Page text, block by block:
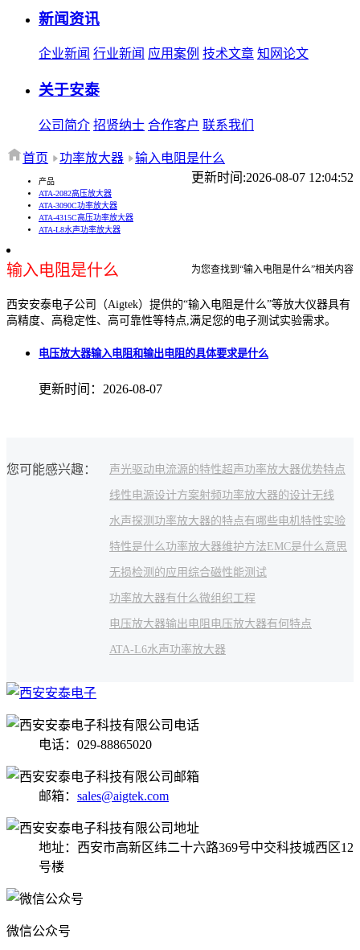
新闻资讯
企业新闻 行业新闻 应用案例 技术文章 知网论文
关于安泰
公司简介 招贤纳士 合作客户 联系我们
首页 功率放大器
输入电阻是什么
更新时间:2026-08-07 12:04:52
产品
ATA-2082高压放大器
ATA-3090C功率放大器
ATA-4315C高压功率放大器
ATA-L8水声功率放大器
输入电阻是什么 为您查找到“输入电阻是什么”相关内容
西安安泰电子公司（Aigtek）提供的“输入电阻是什么”等放大仪器具有
高精度、高稳定性、高可靠性等特点,满足您的电子测试实验需求。
电压放大器输入电阻和输出电阻的具体要求是什么
更新时间：2026-08-07
您可能感兴趣： 声光驱动 电流源的特性超声功率放大器优势特点
线性电源设计方案射频功率放大器的设计无线
水声探测 功率放大器的特点有哪些 电机特性实验
特性是什么功率放大器维护方法 EMC是什么意思
无损检测的应用综合磁性能测试
功率放大器有什么微组织工程
电压放大器输出电阻 电压放大器有何特点
ATA-L6水声功率放大器
电话：029-88865020
邮箱： sales@aigtek.com
地址：西安市高新区纬二十六路369号中交科技城西区12
号楼
微信公众号